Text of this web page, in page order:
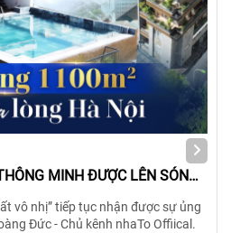
MINH ĐƯỢC LÊN SÓNG
vô nhị” tiếp tục nhận được sự ủng
Đức - Chủ kênh nhaTo Offiical.